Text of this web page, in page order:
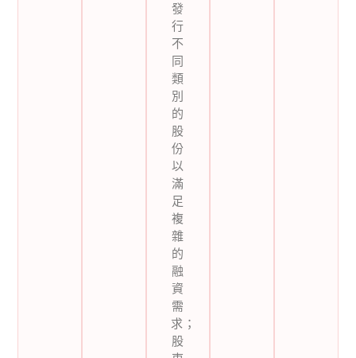
發
行
不
同
類
別
的
股
份
以
滿
足
複
雜
的
融
資
需
求；
股